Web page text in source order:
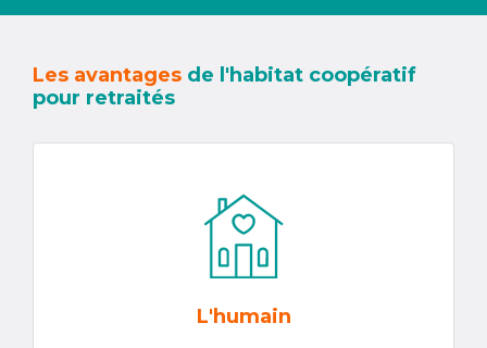
Les avantages de l'habitat coopératif
pour retraités
L'humain